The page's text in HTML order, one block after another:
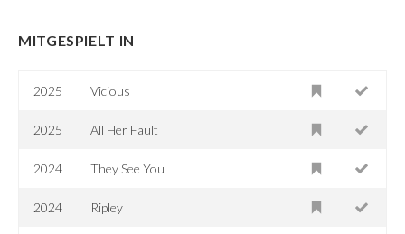
MITGESPIELT IN
2025 Vicious
2025 All Her Fault
2024 They See You
2024 Ripley